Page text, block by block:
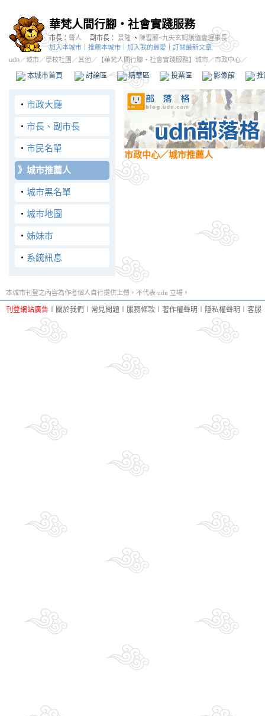
華梵人間行腳‧社會實踐服務
市長： 聲人 副市長： 景隆 、 陳雪麗~九天玄姆護道會理事長
加入本城市
推薦本城市 加入我的最愛
訂閱最新文章
udn／城市／學校社團 ／其他 ／ 【華梵人間行腳‧社會實踐服務】城市／市政中心／
本城市首頁 討論區 精華區 投票區 影像館
‧ 市政大廳
‧ 市長、副市長
‧ 市民名單
》 城市推薦人
‧ 城市黑名單
‧ 城市地圖
‧ 姊妹市
‧ 系統訊息
市政中心／城市推薦人
本城市刊登之內容為作者個人自行提供上傳，不代表 udn 立場。
刊登網站廣告 關於我們 常見問題 服務條款 著作權聲明 隱私權聲明 客服